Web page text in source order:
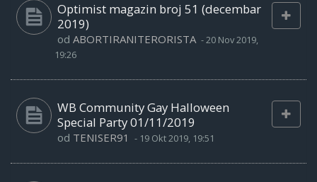
Optimist magazin broj 51 (decembar
2019)
od ABORTIRANITERORISTA -20 Nov 2019,
19:26
WB Community Gay Halloween
Special Party 01/11/2019
od TENISER91 - 19 Okt 2019, 19:51